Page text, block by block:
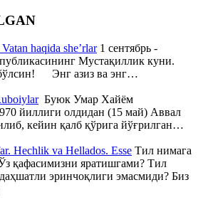
haqida she’rlar1 сентябрь -
Мустақиллик куни.
Энг азиз ва энг…
Буюк Умар Хайём
йиллиги олдидан (15 май) Аввал
кейин қалб қўрига йўғрилган…
Hechlik va Hellados. Esse Тил нимага
қафасимизни яратишгами? Тил
эринчоқлиги эмасмиди? Биз